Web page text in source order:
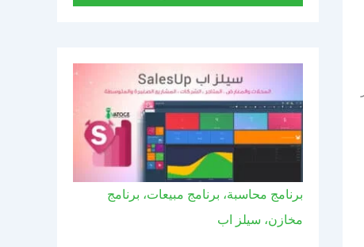
برنامج محاسبة، برنامج مبيعات، برنامج
مخازن، سيلز اب